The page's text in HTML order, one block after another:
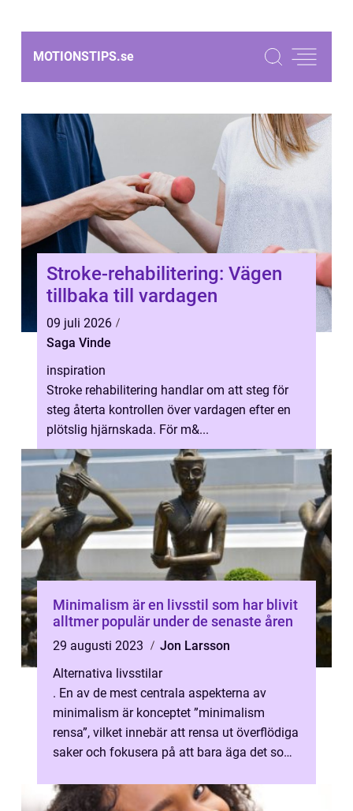
MOTIONSTIPS.se
Stroke-rehabilitering: Vägen
tillbaka till vardagen
09 juli 2026
Saga Vinde
inspiration
Stroke rehabilitering handlar om att steg för
steg återta kontrollen över vardagen efter en
plötslig hjärnskada. För m&...
Minimalism är en livsstil som har blivit
alltmer populär under de senaste åren
29 augusti 2023
Jon Larsson
Alternativa livsstilar
. En av de mest centrala aspekterna av
minimalism är konceptet ”minimalism
rensa”, vilket innebär att rensa ut överflödiga
saker och fokusera på att bara äga det som